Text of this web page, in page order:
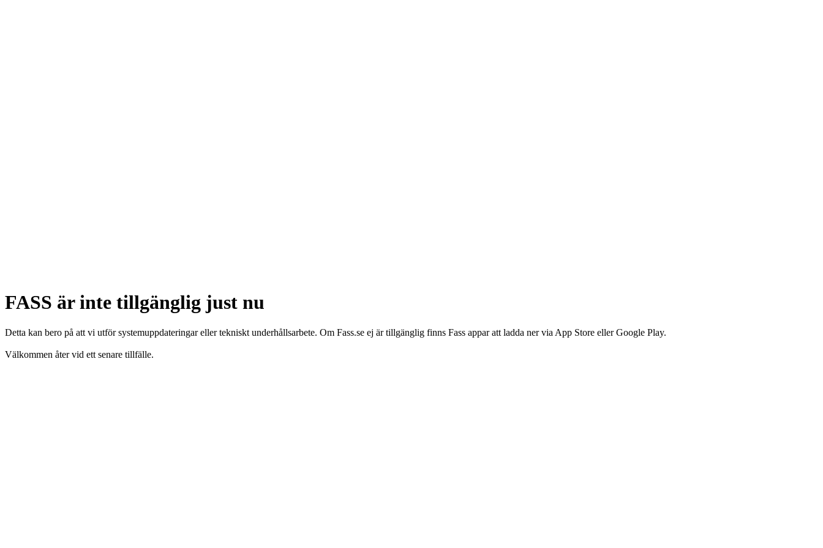
FASS är inte tillgänglig just nu
Detta kan bero på att vi utför systemuppdateringar eller tekniskt underhållsarbete. Om Fass.se ej är tillgänglig finns Fass appar att ladda ner via App Store eller Google Play.
Välkommen åter vid ett senare tillfälle.